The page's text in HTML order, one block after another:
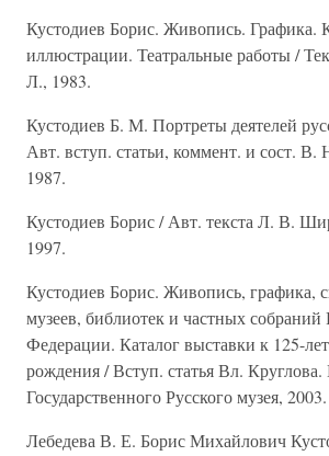
Кустодиев Борис. Живопись.
иллюстрации. Театральные работы /
Л., 1983.
Кустодиев Б. М. Портреты деятелей
Авт. вступ. статьи, коммент. и сост.
1987.
Кустодиев Борис / Авт. текста Л. В.
1997.
Кустодиев Борис. Живопись, графика,
музеев, библиотек и частных собраний
Федерации. Каталог выставки к 125-
рождения / Вступ. статья Вл. Круглова.
Государственного Русского музея, 2003.
Лебедева В. Е. Борис Михайлович